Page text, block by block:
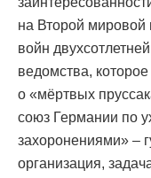
на Второй мировой
войн
ведомства,
о «мёртвых
союз Германии по
захоронениями» –
организация,